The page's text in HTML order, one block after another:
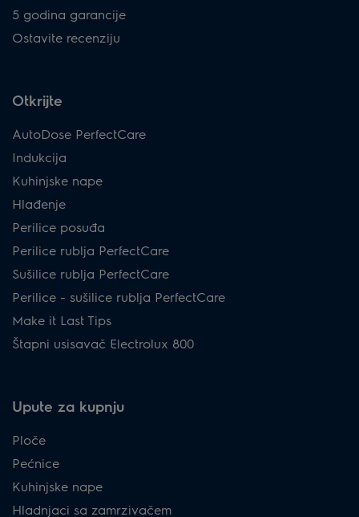
5 godina garancije
Ostavite recenziju
Otkrijte
AutoDose PerfectCare
Indukcija
Kuhinjske nape
Hlađenje
Perilice posuđa
Perilice rublja PerfectCare
Sušilice rublja PerfectCare
Perilice - sušilice rublja PerfectCare
Make it Last Tips
Štapni usisavač Electrolux 800
Upute za kupnju
Ploče
Pećnice
Kuhinjske nape
Hladnjaci sa zamrzivačem